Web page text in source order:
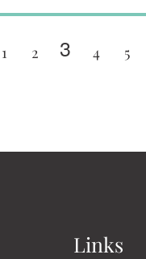
1 2 3 4 5
Links